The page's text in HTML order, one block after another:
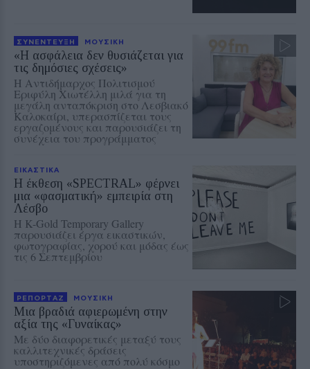
ΣΥΝΕΝΤΕΥΞΗ ΜΟΥΣΙΚΗ
«Η ασφάλεια δεν θυσιάζεται για
τις δημόσιες σχέσεις»
Η Αντιδήμαρχος Πολιτισμού
Εριφύλη Χιωτέλλη μιλά για τη
μεγάλη ανταπόκριση στο Λεσβιακό
Καλοκαίρι, υπερασπίζεται τους
εργαζομένους και παρουσιάζει τη
συνέχεια του προγράμματος
ΕΙΚΑΣΤΙΚΑ
Η έκθεση «SPECTRAL» φέρνει
μια «φασματική» εμπειρία στη
Λέσβο
Η K-Gold Temporary Gallery
παρουσιάζει έργα εικαστικών,
φωτογραφίας, χορού και μόδας έως
τις 6 Σεπτεμβρίου
ΡΕΠΟΡΤΑΖ ΜΟΥΣΙΚΗ
Μια βραδιά αφιερωμένη στην
αξία της «Γυναίκας»
Με δύο διαφορετικές μεταξύ τους
καλλιτεχνικές δράσεις
υποστηριζόμενες από πολύ κόσμο